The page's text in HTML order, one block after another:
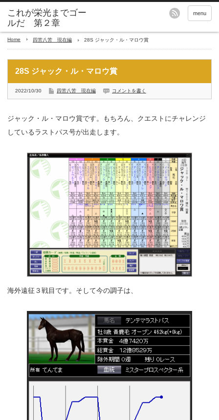
これが栄光までゴー
ルだ 第２章
menu
Home 四苦八苦 現在編 28S ジャック・ル・マロウ賞
28S ジャック・ル・マロウ賞
2022/10/30 四苦八苦 現在編 コメントを書く
ジャック・ル・マロウ賞です。もちろん、クエストにチャレンジ
しているラストパス号が出走します。
海外遠征３戦目です。そして今の調子は、